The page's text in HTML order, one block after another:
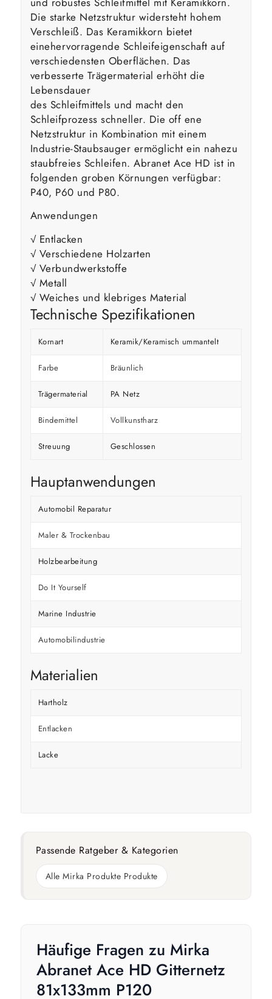
Die starke Netzstruktur widersteht hohem
Verschleiß. Das Keramikkorn bietet
einehervorragende Schleifeigenschaft auf
verschiedensten Oberflächen. Das
verbesserte Trägermaterial erhöht die
Lebensdauer
des Schleifmittels und macht den
Schleifprozess schneller. Die off ene
Netzstruktur in Kombination mit einem
Industrie-Staubsauger ermöglicht ein nahezu
staubfreies Schleifen. Abranet Ace HD ist in
folgenden groben Körnungen verfügbar:
P40, P60 und P80.
Anwendungen
√ Entlacken
√ Verschiedene Holzarten
√ Verbundwerkstoffe
√ Metall
√ Weiches und klebriges Material
Technische Spezifikationen
Kornart Keramik/Keramisch ummantelt
Farbe Bräunlich
Trägermaterial PA Netz
Bindemittel Vollkunstharz
Streuung Geschlossen
Hauptanwendungen
Automobil Reparatur
Maler & Trockenbau
Holzbearbeitung
Do It Yourself
Marine Industrie
Automobilindustrie
Materialien
Hartholz
Entlacken
Lacke
Passende Ratgeber & Kategorien
Alle Mirka Produkte Produkte
Häufige Fragen zu Mirka
Abranet Ace HD Gitternetz
81x133mm P120